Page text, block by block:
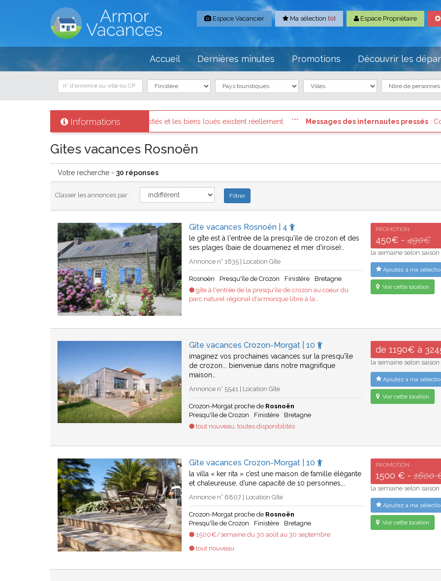
Espace Vacancier Ma sélection (0) Espace Propriétaire
Accueil Dernières minutes Promotions Découvrir les
Informations
identifiés et les biens loués existent réellement. Messages des internautes pressés: Connectez vous à votre compte et
Gites vacances Rosnoën
Votre recherche - 30 réponses
Classer les annonces par :
Gîte vacances Rosnoën | 4
le gîte est à l'entrée de la presqu'ile de crozon et des
ses plages (baie de douarnenez et mer d'iroise)…
Annonce n° 1635 | Location Gîte
Rosnoën Presqu'île de Crozon Finistère
Bretagne
gîte à l'entrée de la presqu'ile de crozon au coeur du
parc naturel régional d'armorique libre à la…
PROMOTION
450€ -490€
la semaine selon saison
Ajoutez à ma
Voir cette location
Gîte vacances Crozon-Morgat | 10
imaginez vos prochaines vacances sur la presqu'île
de crozon... bienvenue dans notre magnifique
maison…
Annonce n° 5541 | Location Gîte
Crozon-Morgat proche de Rosnoën
Presqu'île de Crozon
Finistère
Bretagne
tout nouveau, toutes disponibilités
de 1190€ à
la semaine selon saison
Ajoutez à ma
Voir cette location
Gîte vacances Crozon-Morgat | 10
la villa « ker rita » c’est une maison de famille élégante
et chaleureuse, d’une capacité de 10 personnes,…
Annonce n° 6807 | Location Gîte
Crozon-Morgat proche de Rosnoën
Presqu'île de Crozon
Finistère
Bretagne
1500€/semaine du 30 août au 30 septembre
tout nouveau
PROMOTION
1500 € -1600
la semaine selon saison
Ajoutez à ma
Voir cette location